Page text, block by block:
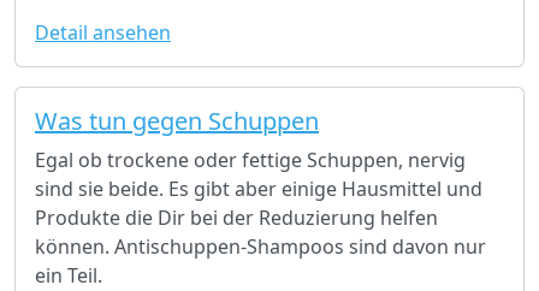
Detail ansehen
Was tun gegen Schuppen
Egal ob trockene oder fettige Schuppen, nervig
sind sie beide. Es gibt aber einige Hausmittel und
Produkte die Dir bei der Reduzierung helfen
können. Antischuppen-Shampoos sind davon nur
ein Teil.